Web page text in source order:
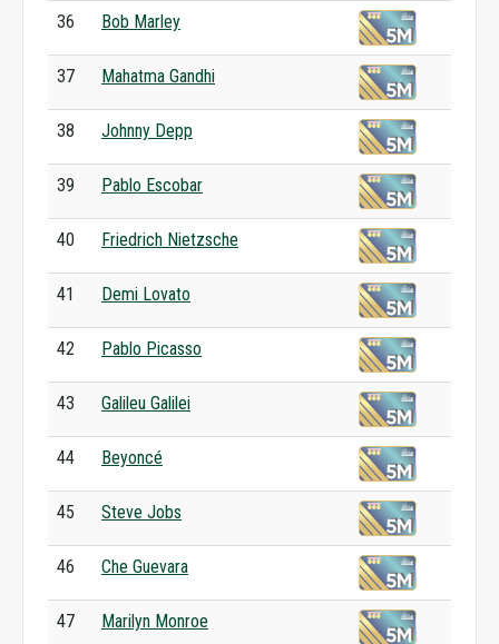
36 Bob Marley
37 Mahatma Gandhi
38 Johnny Depp
39 Pablo Escobar
40 Friedrich Nietzsche
41 Demi Lovato
42 Pablo Picasso
43 Galileu Galilei
44 Beyoncé
45 Steve Jobs
46 Che Guevara
47 Marilyn Monroe